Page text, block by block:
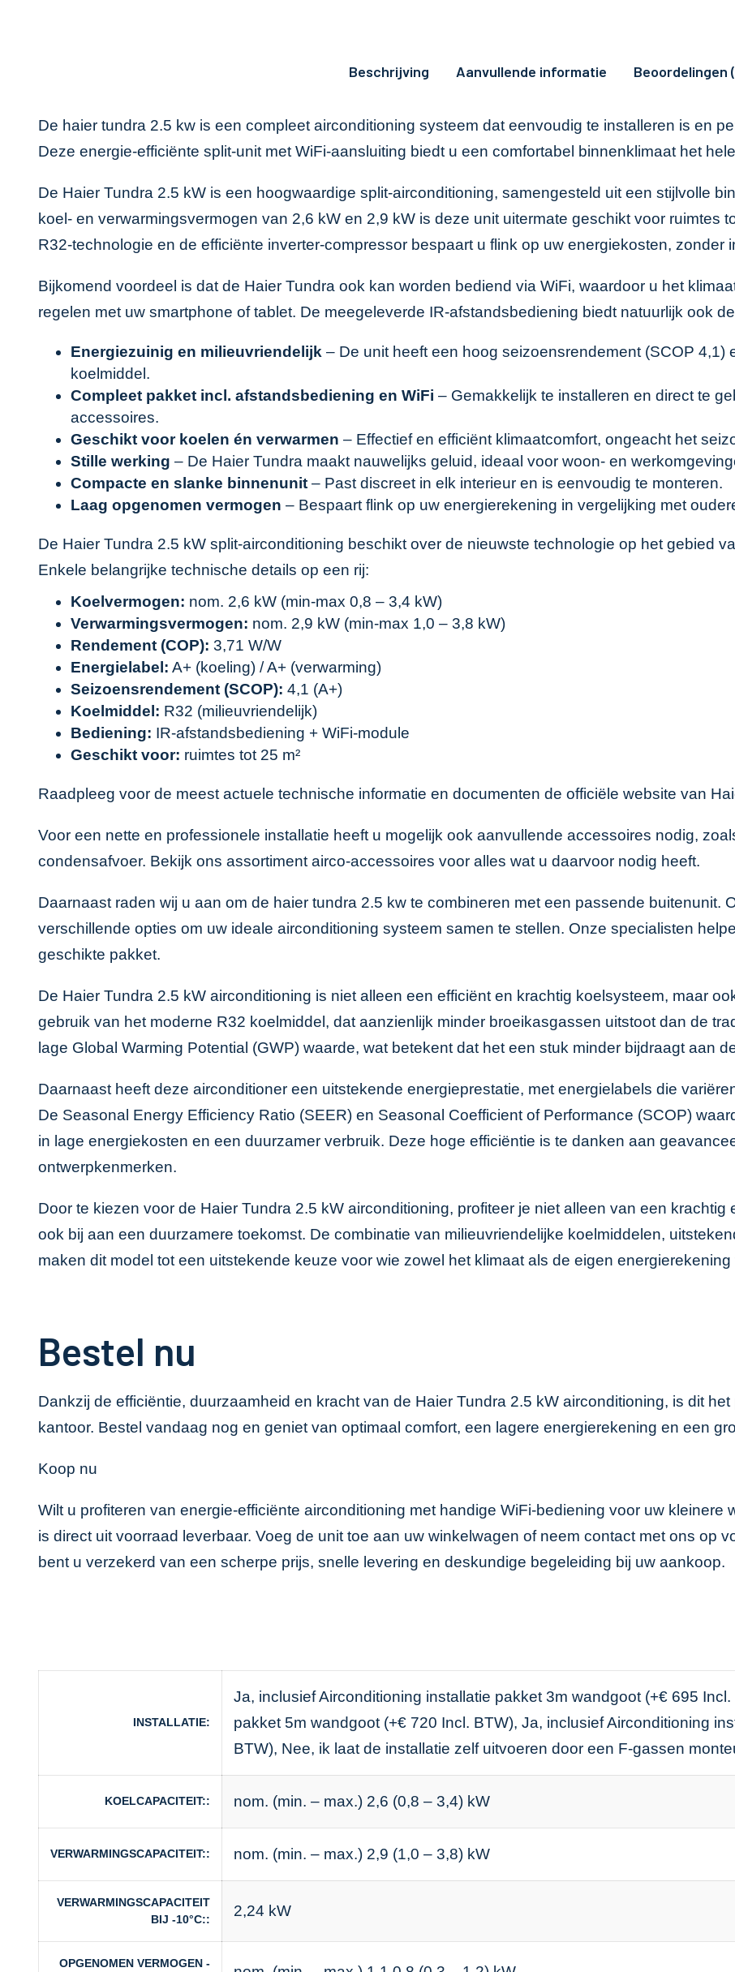
Beschrijving Aanvullende informatie Beoordelingen
De haier tundra 2.5 kw is een compleet airconditioning systeem dat eenvoudig te installeren is en
Deze energie-efficiënte split-unit met WiFi-aansluiting biedt u een comfortabel binnenklimaat het
De Haier Tundra 2.5 kW is een hoogwaardige split-airconditioning, samengesteld uit een stijlvolle
koel- en verwarmingsvermogen van 2,6 kW en 2,9 kW is deze unit uitermate geschikt voor ruimtes
R32-technologie en de efficiënte inverter-compressor bespaart u flink op uw energiekosten, zonder
Bijkomend voordeel is dat de Haier Tundra ook kan worden bediend via WiFi, waardoor u het
regelen met uw smartphone of tablet. De meegeleverde IR-afstandsbediening biedt natuurlijk ook
Energiezuinig en milieuvriendelijk – De unit heeft een hoog seizoensrendement (SCOP 4,1)
koelmiddel.
Compleet pakket incl. afstandsbediening en WiFi – Gemakkelijk te installeren en direct te
accessoires.
Geschikt voor koelen én verwarmen – Effectief en efficiënt klimaatcomfort, ongeacht het
Stille werking – De Haier Tundra maakt nauwelijks geluid, ideaal voor woon- en
Compacte en slanke binnenunit – Past discreet in elk interieur en is eenvoudig te monteren.
Laag opgenomen vermogen – Bespaart flink op uw energierekening in vergelijking met
De Haier Tundra 2.5 kW split-airconditioning beschikt over de nieuwste technologie op het gebied
Enkele belangrijke technische details op een rij:
Koelvermogen: nom. 2,6 kW (min-max 0,8 – 3,4 kW)
Verwarmingsvermogen: nom. 2,9 kW (min-max 1,0 – 3,8 kW)
Rendement (COP): 3,71 W/W
Energielabel: A+ (koeling) / A+ (verwarming)
Seizoensrendement (SCOP): 4,1 (A+)
Koelmiddel: R32 (milieuvriendelijk)
Bediening: IR-afstandsbediening + WiFi-module
Geschikt voor: ruimtes tot 25 m²
Raadpleeg voor de meest actuele technische informatie en documenten de officiële website van
Voor een nette en professionele installatie heeft u mogelijk ook aanvullende accessoires nodig,
condensafvoer. Bekijk ons assortiment airco-accessoires voor alles wat u daarvoor nodig heeft.
Daarnaast raden wij u aan om de haier tundra 2.5 kw te combineren met een passende buitenunit.
verschillende opties om uw ideale airconditioning systeem samen te stellen. Onze specialisten
geschikte pakket.
De Haier Tundra 2.5 kW airconditioning is niet alleen een efficiënt en krachtig koelsysteem, maar
gebruik van het moderne R32 koelmiddel, dat aanzienlijk minder broeikasgassen uitstoot dan de
lage Global Warming Potential (GWP) waarde, wat betekent dat het een stuk minder bijdraagt aan
Daarnaast heeft deze airconditioner een uitstekende energieprestatie, met energielabels die
De Seasonal Energy Efficiency Ratio (SEER) en Seasonal Coefficient of Performance (SCOP)
in lage energiekosten en een duurzamer verbruik. Deze hoge efficiëntie is te danken aan
ontwerpkenmerken.
Door te kiezen voor de Haier Tundra 2.5 kW airconditioning, profiteer je niet alleen van een
ook bij aan een duurzamere toekomst. De combinatie van milieuvriendelijke koelmiddelen,
maken dit model tot een uitstekende keuze voor wie zowel het klimaat als de eigen energierekening
Bestel nu
Dankzij de efficiëntie, duurzaamheid en kracht van de Haier Tundra 2.5 kW airconditioning, is dit
kantoor. Bestel vandaag nog en geniet van optimaal comfort, een lagere energierekening en een
Koop nu
Wilt u profiteren van energie-efficiënte airconditioning met handige WiFi-bediening voor uw kleinere
is direct uit voorraad leverbaar. Voeg de unit toe aan uw winkelwagen of neem contact met ons op
bent u verzekerd van een scherpe prijs, snelle levering en deskundige begeleiding bij uw aankoop.
INSTALLATIE
Ja, inclusief Airconditioning installatie pakket 3m wandgoot (+€ 695
pakket 5m wandgoot (+€ 720 Incl. BTW), Ja, inclusief Airconditioning
BTW), Nee, ik laat de installatie zelf uitvoeren door een F-gassen
KOELCAPACITEIT: nom. (min. – max.) 2,6 (0,8 – 3,4) kW
VERWARMINGSCAPACITEIT: nom. (min. – max.) 2,9 (1,0 – 3,8) kW
VERWARMINGSCAPACITEIT
BIJ -10°C:
2,24 kW
OPGENOMEN VERMOGEN -